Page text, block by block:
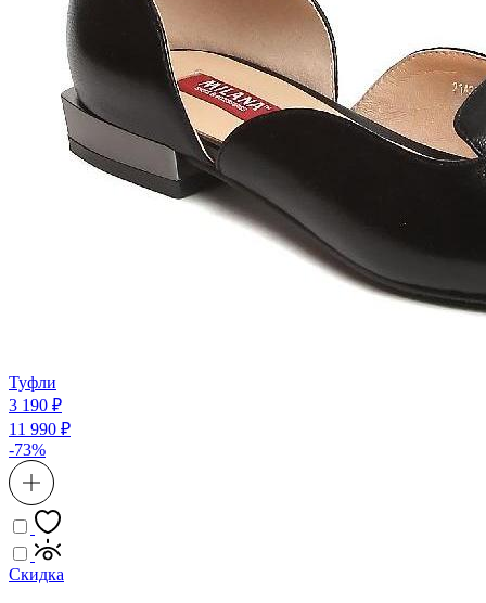
Туфли
3 190 ₽
11 990 ₽
-73%
Скидка